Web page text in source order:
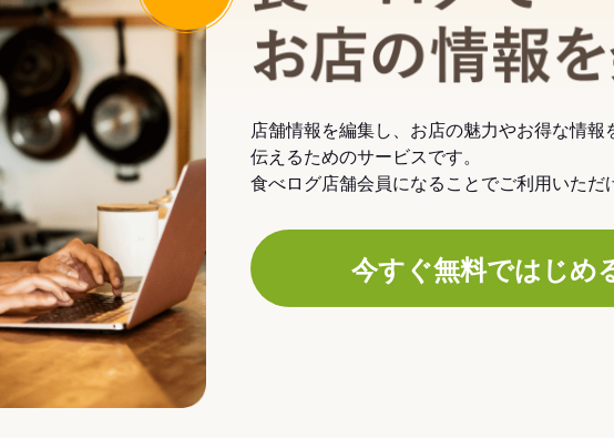
店舗情報を編集し、お店の魅力やお得な情報
伝えるためのサービスです。
食べログ店舗会員になることでご利用いただ
今すぐ無料ではじめ